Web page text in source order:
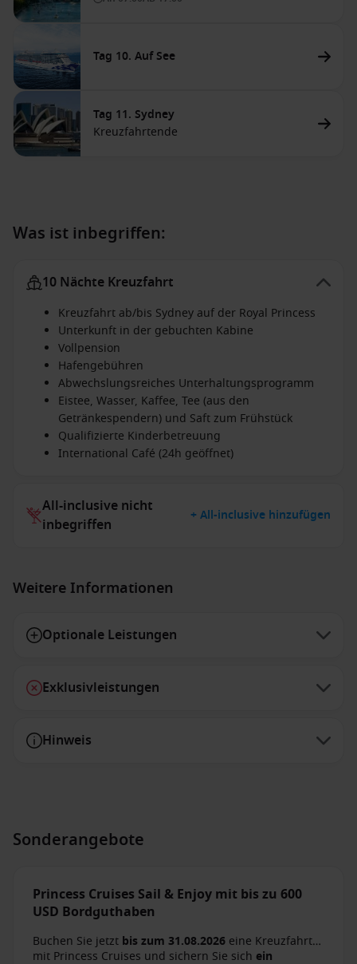
Tag 10. Auf See
Tag 11. Sydney
Kreuzfahrtende
Was ist inbegriffen:
10 Nächte Kreuzfahrt
Kreuzfahrt ab/bis Sydney auf der Royal Princess
Unterkunft in der gebuchten Kabine
Vollpension
Hafengebühren
Abwechslungsreiches Unterhaltungsprogramm
Eistee, Wasser, Kaffee, Tee (aus den
Getränkespendern) und Saft zum Frühstück
Qualifizierte Kinderbetreuung
International Café (24h geöffnet)
All-inclusive nicht
inbegriffen
+ All-inclusive hinzufügen
Weitere Informationen
Optionale Leistungen
Exklusivleistungen
Hinweis
Sonderangebote
Princess Cruises Sail & Enjoy mit bis zu 600
USD Bordguthaben
Buchen Sie jetzt bis zum 31.08.2026 eine Kreuzfahrt
mit Princess Cruises und sichern Sie sich ein